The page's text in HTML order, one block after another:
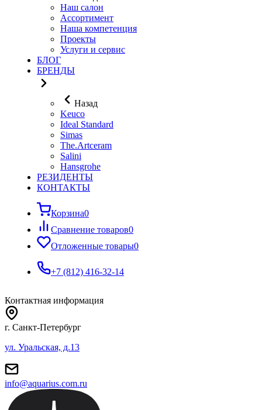
Наш салон
Ассортимент
Наша компетенция
Проекты
Услуги и сервис
БЛОГ
БРЕНДЫ
Назад
Keuco
Ideal Standard
Simas
The.Artceram
Salini
Hansgrohe
РЕЗИДЕНТЫ
КОНТАКТЫ
Корзина0
Сравнение товаров0
Отложенные товары0
+7 (812) 416-32-14
Контактная информация
г. Санкт-Петербург
ул. Уральская, д.13
info@aquarius.com.ru